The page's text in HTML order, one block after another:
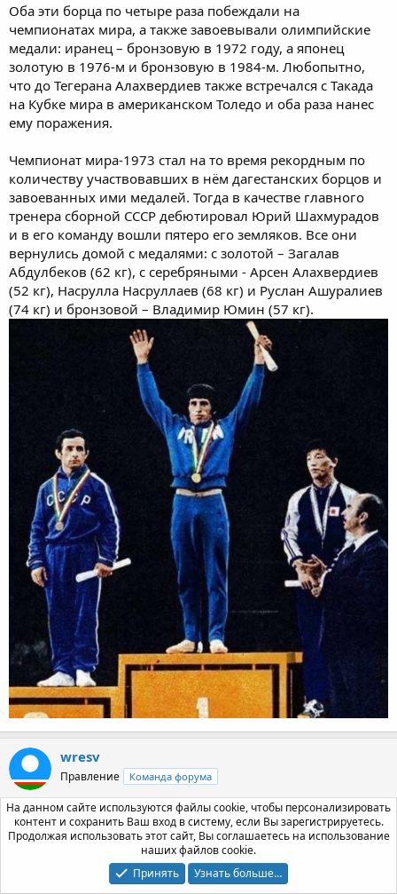
Оба эти борца по четыре раза побеждали на
чемпионатах мира, а также завоевывали олимпийские
медали: иранец – бронзовую в 1972 году, а японец
золотую в 1976-м и бронзовую в 1984-м. Любопытно,
что до Тегерана Алахвердиев также встречался с Такада
на Кубке мира в американском Толедо и оба раза нанес
ему поражения.
Чемпионат мира-1973 стал на то время рекордным по
количеству участвовавших в нём дагестанских борцов и
завоеванных ими медалей. Тогда в качестве главного
тренера сборной СССР дебютировал Юрий Шахмурадов
и в его команду вошли пятеро его земляков. Все они
вернулись домой с медалями: с золотой – Загалав
Абдулбеков (62 кг), с серебряными - Арсен Алахвердиев
(52 кг), Насрулла Насруллаев (68 кг) и Руслан Ашуралиев
(74 кг) и бронзовой – Владимир Юмин (57 кг).
wresv
Правление Команда форума
4 Авг 2023 #598
Чемпионы РСФСР 1980 года. Березовский, Красноярский
На данном сайте используются файлы cookie, чтобы персонализировать
контент и сохранить Ваш вход в систему, если Вы зарегистрируетесь.
Продолжая использовать этот сайт, Вы соглашаетесь на использование
наших файлов cookie.
Принять
Узнать больше…